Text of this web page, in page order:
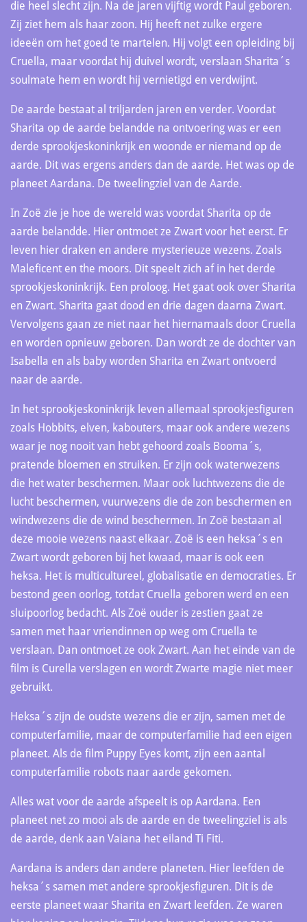
die heel slecht zijn. Na de jaren vijftig wordt Paul geboren.
Zij ziet hem als haar zoon. Hij heeft net zulke ergere
ideeën om het goed te martelen. Hij volgt een opleiding bij
Cruella, maar voordat hij duivel wordt, verslaan Sharita´s
soulmate hem en wordt hij vernietigd en verdwijnt.
De aarde bestaat al triljarden jaren en verder. Voordat
Sharita op de aarde belandde na ontvoering was er een
derde sprookjeskoninkrijk en woonde er niemand op de
aarde. Dit was ergens anders dan de aarde. Het was op de
planeet Aardana. De tweelingziel van de Aarde.
In Zoë zie je hoe de wereld was voordat Sharita op de
aarde belandde. Hier ontmoet ze Zwart voor het eerst. Er
leven hier draken en andere mysterieuze wezens. Zoals
Maleficent en the moors. Dit speelt zich af in het derde
sprookjeskoninkrijk. Een proloog. Het gaat ook over Sharita
en Zwart. Sharita gaat dood en drie dagen daarna Zwart.
Vervolgens gaan ze niet naar het hiernamaals door Cruella
en worden opnieuw geboren. Dan wordt ze de dochter van
Isabella en als baby worden Sharita en Zwart ontvoerd
naar de aarde.
In het sprookjeskoninkrijk leven allemaal sprookjesfiguren
zoals Hobbits, elven, kabouters, maar ook andere wezens
waar je nog nooit van hebt gehoord zoals Booma´s,
pratende bloemen en struiken. Er zijn ook waterwezens
die het water beschermen. Maar ook luchtwezens die de
lucht beschermen, vuurwezens die de zon beschermen en
windwezens die de wind beschermen. In Zoë bestaan al
deze mooie wezens naast elkaar. Zoë is een heksa´s en
Zwart wordt geboren bij het kwaad, maar is ook een
heksa. Het is multicultureel, globalisatie en democraties. Er
bestond geen oorlog, totdat Cruella geboren werd en een
sluipoorlog bedacht. Als Zoë ouder is zestien gaat ze
samen met haar vriendinnen op weg om Cruella te
verslaan. Dan ontmoet ze ook Zwart. Aan het einde van de
film is Curella verslagen en wordt Zwarte magie niet meer
gebruikt.
Heksa´s zijn de oudste wezens die er zijn, samen met de
computerfamilie, maar de computerfamilie had een eigen
planeet. Als de film Puppy Eyes komt, zijn een aantal
computerfamilie robots naar aarde gekomen.
Alles wat voor de aarde afspeelt is op Aardana. Een
planeet net zo mooi als de aarde en de tweelingziel is als
de aarde, denk aan Vaiana het eiland Ti Fiti.
Aardana is anders dan andere planeten. Hier leefden de
heksa´s samen met andere sprookjesfiguren. Dit is de
eerste planeet waar Sharita en Zwart leefden. Ze waren